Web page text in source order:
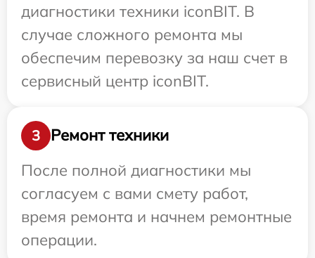
диагностики техники iconBIT. В
случае сложного ремонта мы
обеспечим перевозку за наш счет в
сервисный центр iconBIT.
3
Ремонт техники
После полной диагностики мы
согласуем с вами смету работ,
время ремонта и начнем ремонтные
операции.